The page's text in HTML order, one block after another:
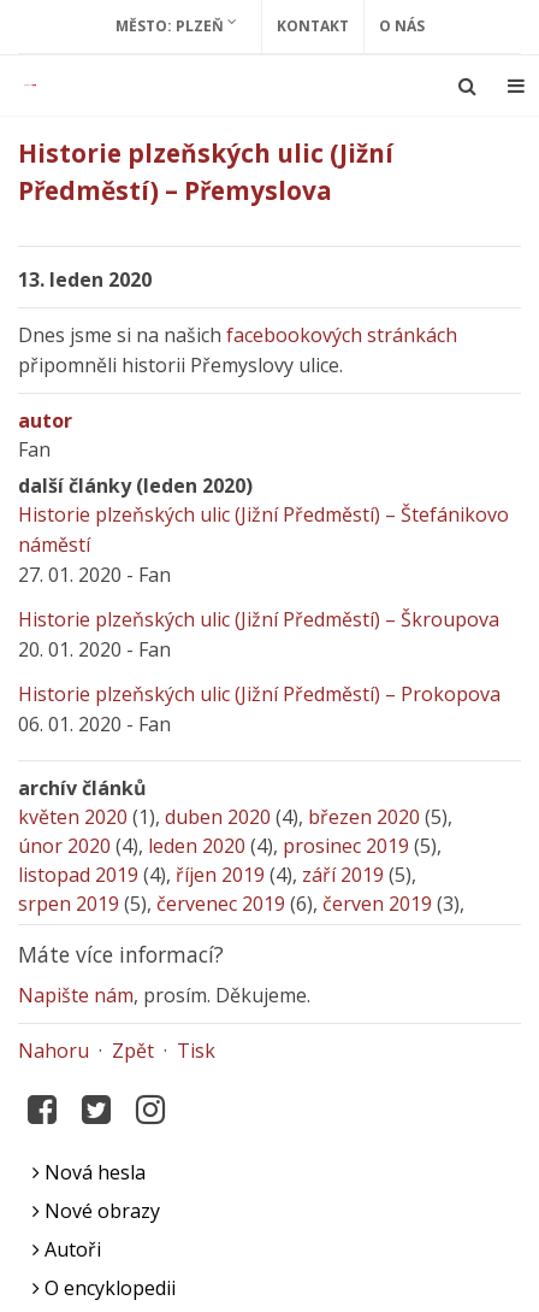
MĚSTO: PLZEŇ KONTAKT O NÁS
Historie plzeňských ulic (Jižní
Předměstí) – Přemyslova
13. leden 2020
Dnes jsme si na našich facebookových stránkách
připomněli historii Přemyslovy ulice.
autor
Fan
další články (leden 2020)
Historie plzeňských ulic (Jižní Předměstí) – Štefánikovo
náměstí
27. 01. 2020 - Fan
Historie plzeňských ulic (Jižní Předměstí) – Škroupova
20. 01. 2020 - Fan
Historie plzeňských ulic (Jižní Předměstí) – Prokopova
06. 01. 2020 - Fan
archív článků
květen 2020 (1), duben 2020 (4), březen 2020 (5),
únor 2020 (4), leden 2020 (4), prosinec 2019 (5),
listopad 2019 (4), říjen 2019 (4), září 2019 (5),
srpen 2019 (5), červenec 2019 (6), červen 2019 (3),
Máte více informací?
Napište nám, prosím. Děkujeme.
Nahoru · Zpět · Tisk
Nová hesla
Nové obrazy
Autoři
O encyklopedii